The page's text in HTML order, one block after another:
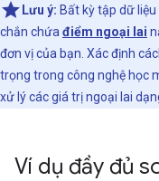
Lưu ý: Bất kỳ tập dữ
chắn chứa điểm ngoại lai
đơn vị của bạn. Xác định
trọng trong công nghệ học
xử lý các giá trị ngoại lai
Ví dụ đầy đủ